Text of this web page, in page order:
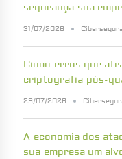
segurança sua
31/07/2026
Cinco erros que
criptografia pós-
29/07/2026
A economia dos
sua empresa um